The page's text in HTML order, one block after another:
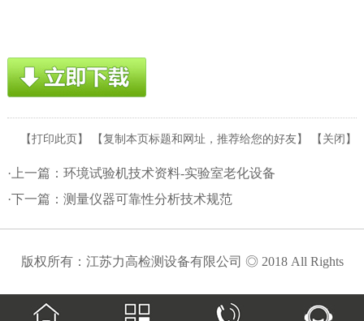
【打印此页 】 【复制本页标题和网址，推荐给您的好友】 【 关闭 】
·上一篇： 环境试验机技术资料-实验室老化设备
·下一篇： 测量仪器可靠性分析技术规范
版权所有：江苏力高检测设备有限公司 ◎ 2018 All Rights